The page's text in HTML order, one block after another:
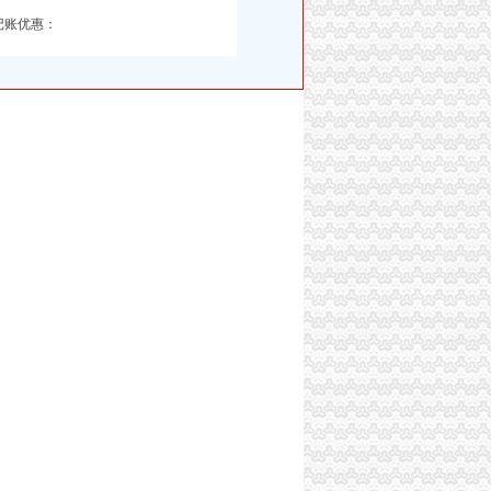
优惠：